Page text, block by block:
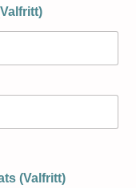
(Valfritt)